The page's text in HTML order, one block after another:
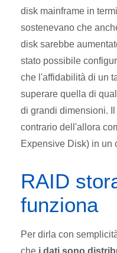
disk mainframe in
sostenevano che
disk sarebbe
stato possibile
che l'affidabilità di un
superare quella di
di grandi dimensioni.
contrario dell'allora
Expensive Disk) in un
RAID
funziona
Per dirla con
che i dati sono